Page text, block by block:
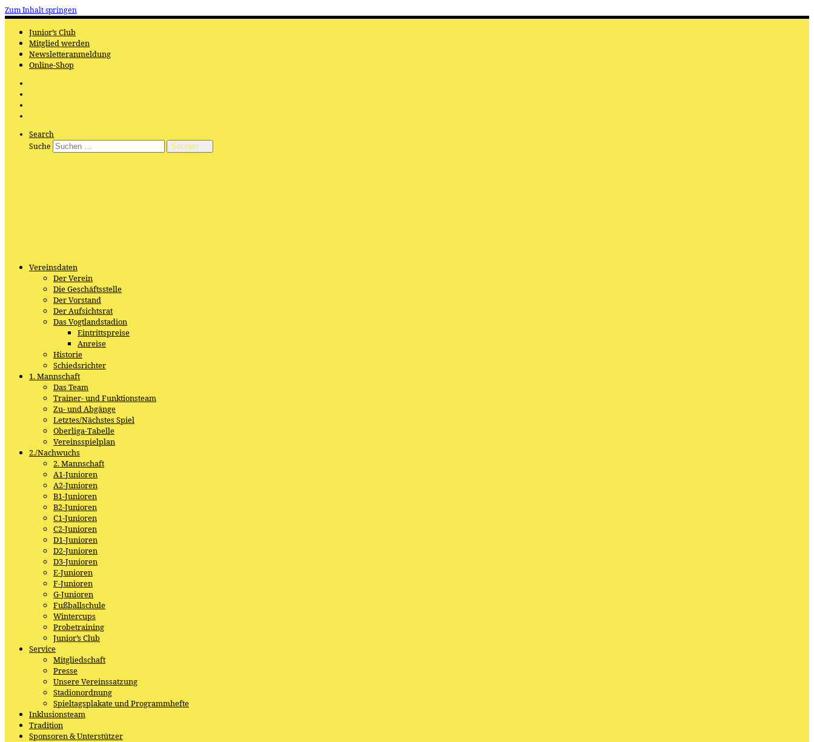
Zum Inhalt springen
Junior’s Club
Mitglied werden
Newsletteranmeldung
Online-Shop
Search
Suche
Suchen …
Vereinsdaten
Der Verein
Die Geschäftsstelle
Der Vorstand
Der Aufsichtsrat
Das Vogtlandstadion
Eintrittspreise
Anreise
Historie
Schiedsrichter
1. Mannschaft
Das Team
Trainer- und Funktionsteam
Zu- und Abgänge
Letztes/Nächstes Spiel
Oberliga-Tabelle
Vereinsspielplan
2./Nachwuchs
2. Mannschaft
A1-Junioren
A2-Junioren
B1-Junioren
B2-Junioren
C1-Junioren
C2-Junioren
D1-Junioren
D2-Junioren
D3-Junioren
E-Junioren
F-Junioren
G-Junioren
Fußballschule
Wintercups
Probetraining
Junior’s Club
Service
Mitgliedschaft
Presse
Unsere Vereinssatzung
Stadionordnung
Spieltagsplakate und Programmhefte
Inklusionsteam
Tradition
Sponsoren & Unterstützer